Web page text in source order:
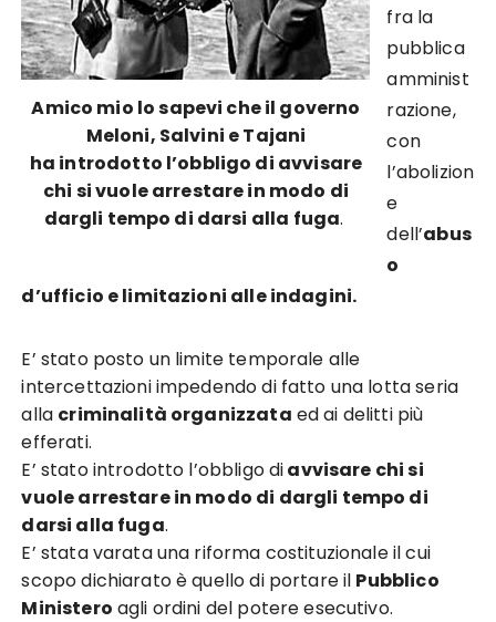
Amico mio lo sapevi che il governo
Meloni, Salvini e Tajani
ha introdotto l’obbligo di avvisare
chi si vuole arrestare in modo di
dargli tempo di darsi alla fuga.
fra la
pubblica
amminist
razione,
con
l’abolizion
e
dell’abus
o
d’ufficio e limitazioni alle indagini.
E’ stato posto un limite temporale alle
intercettazioni impedendo di fatto una lotta seria
alla criminalità organizzata ed ai delitti più
efferati.
E’ stato introdotto l’obbligo diavvisare chi si
vuole arrestare in modo di dargli tempo di
darsi alla fuga.
E’ stata varata una riforma costituzionale il cui
scopo dichiarato è quello di portare il Pubblico
Ministero agli ordini del potere esecutivo.